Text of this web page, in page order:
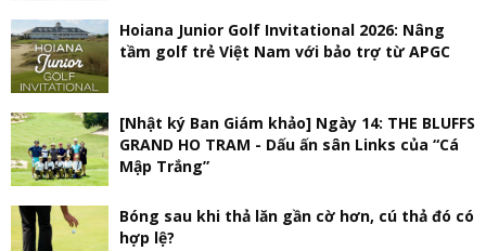
Hoiana Junior Golf Invitational 2026: Nâng
tầm golf trẻ Việt Nam với bảo trợ từ APGC
[Nhật ký Ban Giám khảo] Ngày 14: THE BLUFFS
GRAND HO TRAM - Dấu ấn sân Links của “Cá
Mập Trắng”
Bóng sau khi thả lăn gần cờ hơn, cú thả đó có
hợp lệ?